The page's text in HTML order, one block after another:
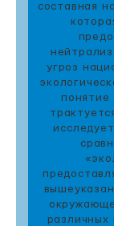
составная
угроз
понятие
различных